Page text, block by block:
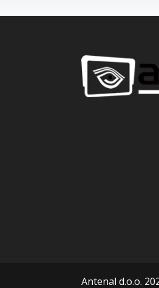
Antenal d.o.o.